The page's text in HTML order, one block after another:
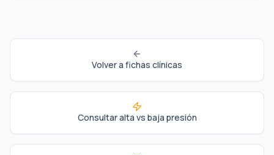
Volver a fichas clínicas
Consultar alta vs baja presión